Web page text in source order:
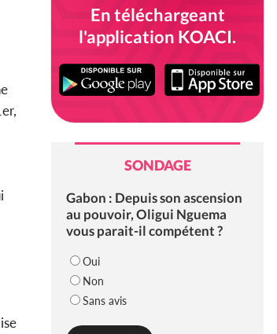
En téléchargeant
l'application KOACI.
SONDAGE
Gabon : Depuis son ascension
au pouvoir, Oligui Nguema
vous parait-il compétent ?
Oui
Non
Sans avis